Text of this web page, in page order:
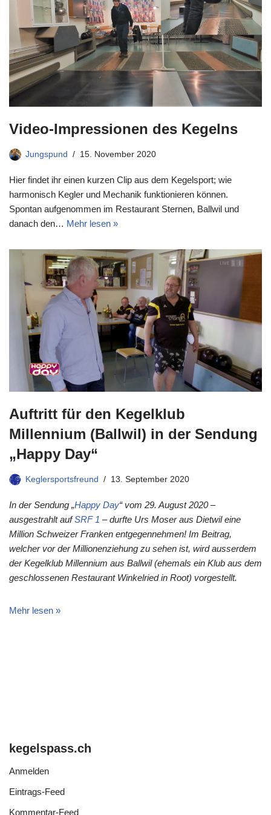
Video-Impressionen des Kegelns
Jungspund 15. November 2020
Hier findet ihr einen kurzen Clip aus dem Kegelsport; wie
harmonisch Kegler und Mechanik funktionieren können.
Spontan aufgenommen im Restaurant Sternen, Ballwil und
danach den… Mehr lesen »
Auftritt für den Kegelklub
Millennium (Ballwil) in der Sendung
„Happy Day“
Keglersportsfreund 13. September 2020
In der Sendung „Happy Day“ vom 29. August 2020 –
ausgestrahlt aufSRF 1 – durfte Urs Moser aus Dietwil eine
Million Schweizer Franken entgegennehmen! Im Beitrag,
welcher vor der Millionenziehung zu sehen ist, wird ausserdem
der Kegelklub Millennium aus Ballwil (ehemals ein Klub aus dem
geschlossenen Restaurant Winkelried in Root) vorgestellt.
Mehr lesen »
kegelspass.ch
Anmelden
Eintrags-Feed
Kommentar-Feed